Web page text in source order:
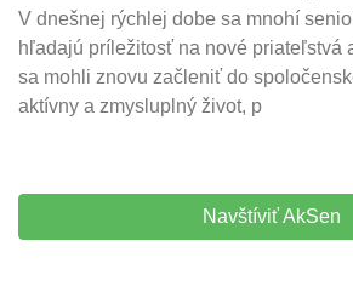
V dnešnej rýchlej dobe sa mnohí
hľadajú príležitosť na nové priateľstvá
sa mohli znovu začleniť do
aktívny a zmysluplný život, p
Navštíviť AkSen